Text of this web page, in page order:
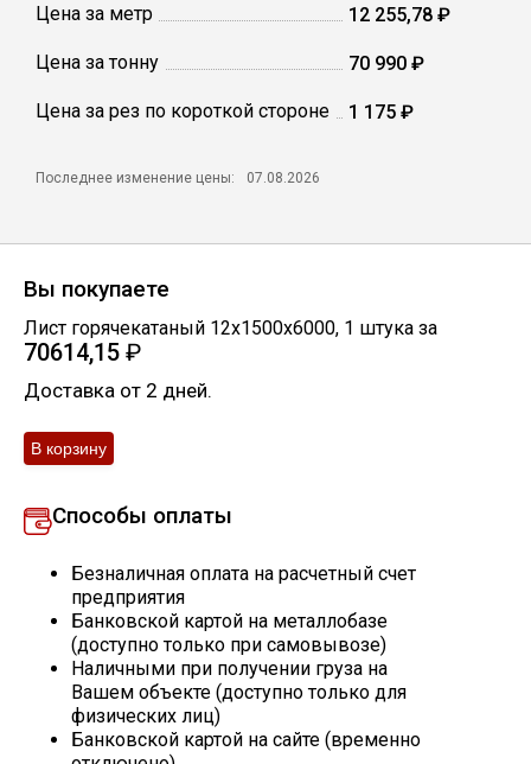
Круги абразивные
Остальное
Цена за метр 12 255,78 ₽
Цена за тонну 70 990 ₽
Цена за рез по короткой стороне 1 175 ₽
Последнее изменение цены: 07.08.2026
Вы покупаете
Лист горячекатаный 12х1500х6000, 1 штука за
70614,15 ₽
Доставка от 2 дней.
Способы оплаты
Безналичная оплата на расчетный счет
предприятия
Банковской картой на металлобазе
(доступно только при самовывозе)
Наличными при получении груза на
Вашем объекте (доступно только для
физических лиц)
Банковской картой на сайте (временно